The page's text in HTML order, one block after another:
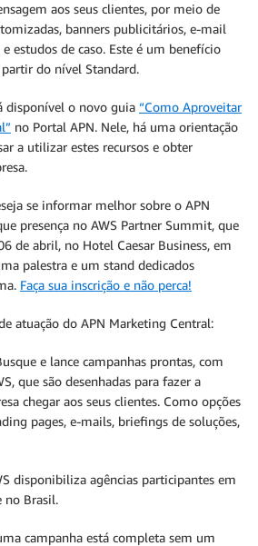
aos seus clientes, por meio de
banners publicitários, e-mail
estudos de caso. Este é um benefício
partir do nível Standard.
disponível o novo guia “Como Aproveitar
no Portal APN. Nele, há uma orientação
a utilizar estes recursos e obter
se informar melhor sobre o APN
presença no AWS Partner Summit, que
de abril, no Hotel Caesar Business, em
palestra e um stand dedicados
Faça sua inscrição e não perca!
atuação do APN Marketing Central:
e lance campanhas prontas, com
que são desenhadas para fazer a
chegar aos seus clientes. Como opções
pages, e-mails, briefings de soluções,
disponibiliza agências participantes em
no Brasil.
campanha está completa sem um